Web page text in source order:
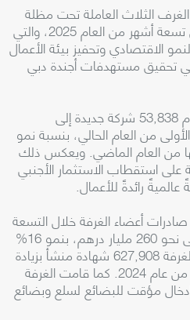
الثلاث العاملة تحت مظلة
غرف دبي، عن أبرز نتائجها لأول تسعة أشهر من العام 2025، والتي
الاقتصادي وتحفيز بيئة الأعمال
تحقيق مستهدفات أجندة دبي
وسجلت غرفة تجارة دبي انضمام 53,838 شركة جديدة إلى
من العام الحالي، بنسبة نمو
نفسها من العام الماضي. ويعكس ذلك
على استقطاب الاستثمار الأجنبي
رائدةً للأعمال.
أعضاء الغرفة خلال التسعة
الأشهر الأولى من عام 2025 إلى نحو 260 مليار درهم، بنمو 16%
على أساس سنوي. وأصدرت الغرفة 627,908 شهادة منشأ بزيادة
قدرها 9% مقارنة بالفترة ذاتها من عام 2024. كما قامت الغرفة
3,743 دفتر إدخال مؤقت للبضائع لسلع وبضائع